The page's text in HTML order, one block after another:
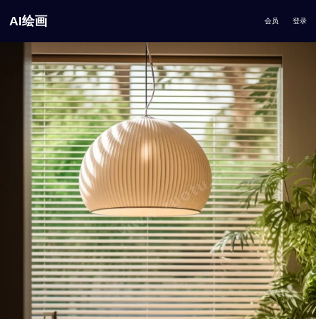
AI绘画 会员 登录